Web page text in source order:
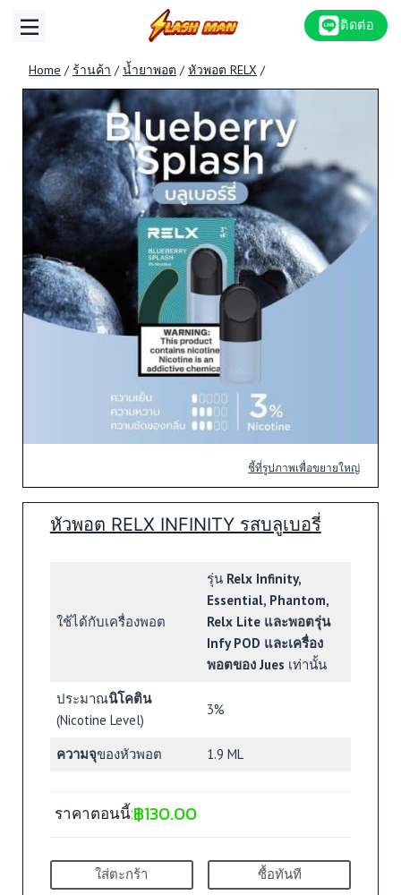
ติดต่อ
Home / ร้านค้า / น้ำยาพอต / หัวพอต RELX /
ชี้ที่รูปภาพเพื่อขยายใหญ่
หัวพอต RELX INFINITY รสบลูเบอรี่
ใช้ได้กับเครื่องพอต
รุ่น Relx Infinity,
Essential, Phantom,
Relx Lite และพอตรุ่น
Infy POD และเครื่อง
พอตของ Jues เท่านั้น
ประมาณนิโคติน
(Nicotine Level)
3%
ความจุของหัวพอต 1.9 ML
ราคาตอนนี้:฿130.00
ใส่ตะกร้า ซื้อทันที